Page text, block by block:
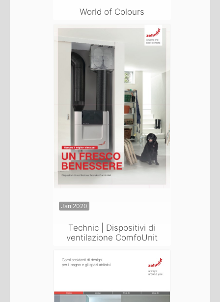
World of Colours
Jan 2020
Technic | Dispositivi di
ventilazione ComfoUnit